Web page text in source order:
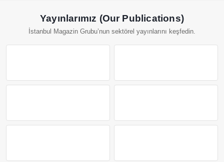
Yayınlarımız (Our Publications)
İstanbul Magazin Grubu’nun sektörel yayınlarını keşfedin.